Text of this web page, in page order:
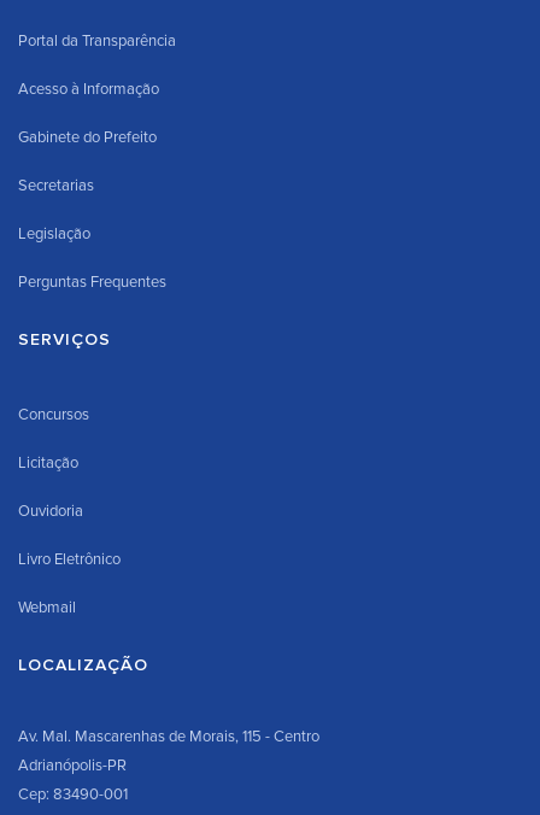
Portal da Transparência
Acesso à Informação
Gabinete do Prefeito
Secretarias
Legislação
Perguntas Frequentes
SERVIÇOS
Concursos
Licitação
Ouvidoria
Livro Eletrônico
Webmail
LOCALIZAÇÃO
Av. Mal. Mascarenhas de Morais, 115 - Centro
Adrianópolis-PR
Cep: 83490-001